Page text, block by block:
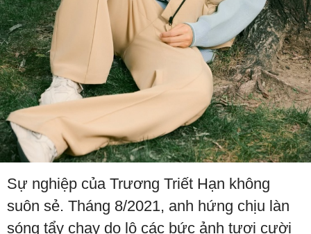
Sự nghiệp của Trương Triết Hạn không
suôn sẻ. Tháng 8/2021, anh hứng chịu làn
sóng tẩy chay do lộ các bức ảnh tươi cười